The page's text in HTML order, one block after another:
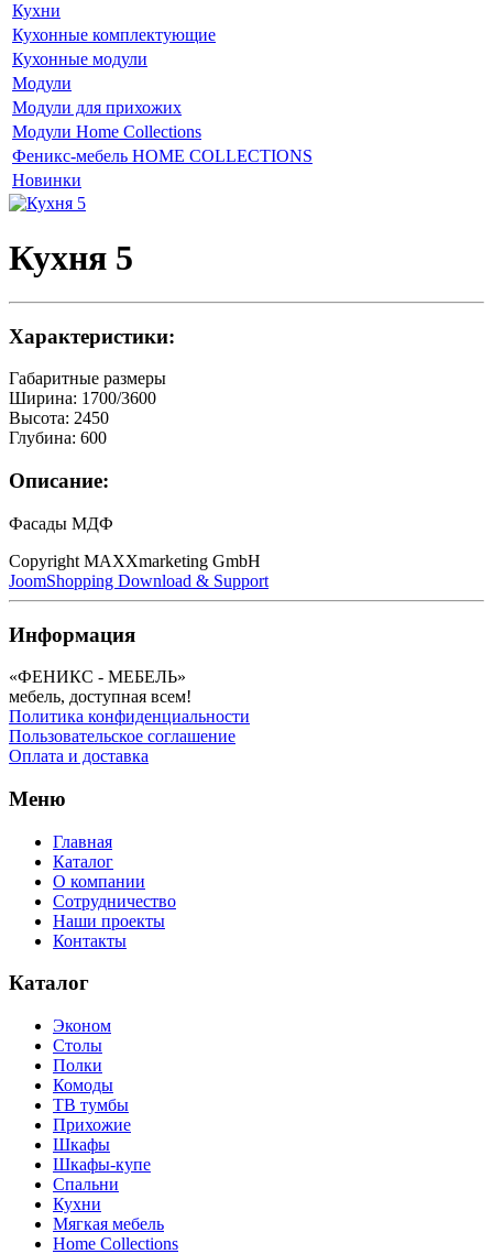
Кухни
Кухонные комплектующие
Кухонные модули
Модули
Модули для прихожих
Модули Home Collections
Феникс-мебель HOME COLLECTIONS
Новинки
Кухня 5
Характеристики:
Габаритные размеры
Ширина: 1700/3600
Высота: 2450
Глубина: 600
Описание:
Фасады МДФ
Copyright MAXXmarketing GmbH
JoomShopping Download & Support
Информация
«ФЕНИКС - МЕБЕЛЬ»
мебель, доступная всем!
Политика конфиденциальности
Пользовательское соглашение
Оплата и доставка
Меню
Главная
Каталог
О компании
Сотрудничество
Наши проекты
Контакты
Каталог
Эконом
Столы
Полки
Комоды
ТВ тумбы
Прихожие
Шкафы
Шкафы-купе
Спальни
Кухни
Мягкая мебель
Home Collections